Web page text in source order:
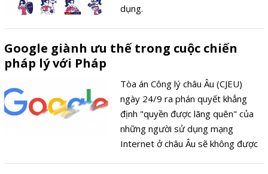
dụng.
Google giành ưu thế trong cuộc chiến
pháp lý với Pháp
Tòa án Công lý châu Âu (CJEU)
ngày 24/9 ra phán quyết khẳng
định "quyền được lãng quên" của
những người sử dụng mạng
Internet ở châu Âu sẽ không được